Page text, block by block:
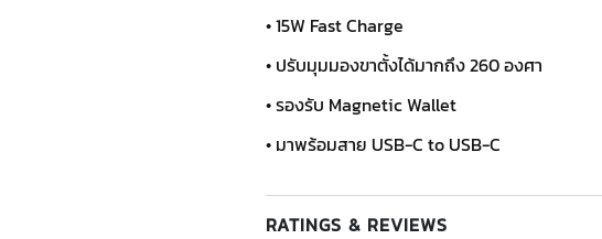
• 15W Fast Charge
• ปรับมุมมองขาตั้งได้มากถึง 260 องศา
• รองรับ Magnetic Wallet
• มาพร้อมสาย USB-C to USB-C
RATINGS & REVIEWS